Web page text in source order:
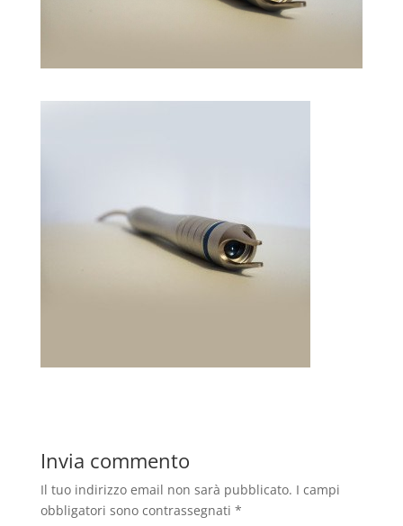
Invia commento
Il tuo indirizzo email non sarà pubblicato. I campi
obbligatori sono contrassegnati *